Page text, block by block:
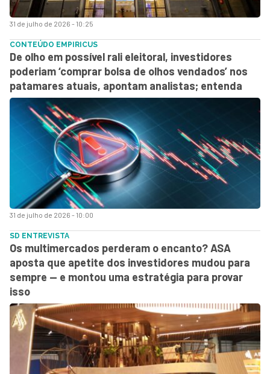
31 de julho de 2026 - 10:25
31 de julho de 2026 - 10:00
CONTEÚDO EMPIRICUS
De olho em possível rali eleitoral, investidores
poderiam ‘comprar bolsa de olhos vendados’ nos
patamares atuais, apontam analistas; entenda
SD ENTREVISTA
Os multimercados perderam o encanto? ASA
aposta que apetite dos investidores mudou para
sempre — e montou uma estratégia para provar
isso